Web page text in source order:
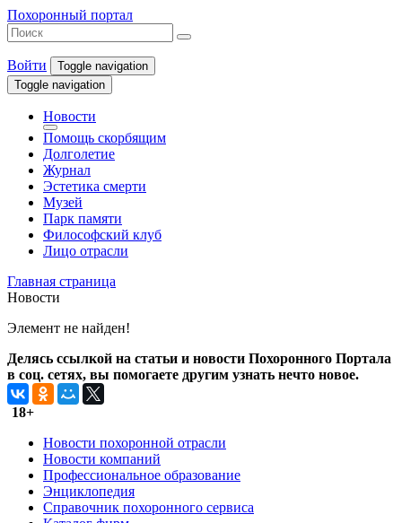
Похоронный портал
Войти
Toggle navigation
Toggle navigation
Новости
Помощь скорбящим
Долголетие
Журнал
Эстетика смерти
Музей
Парк памяти
Философский клуб
Лицо отрасли
Главная страница
Новости
Элемент не найден!
Делясь ссылкой на статьи и новости Похоронного Портала
в соц. сетях, вы помогаете другим узнать нечто новое.
18+
Новости похоронной отрасли
Новости компаний
Профессиональное образование
Энциклопедия
Справочник похоронного сервиса